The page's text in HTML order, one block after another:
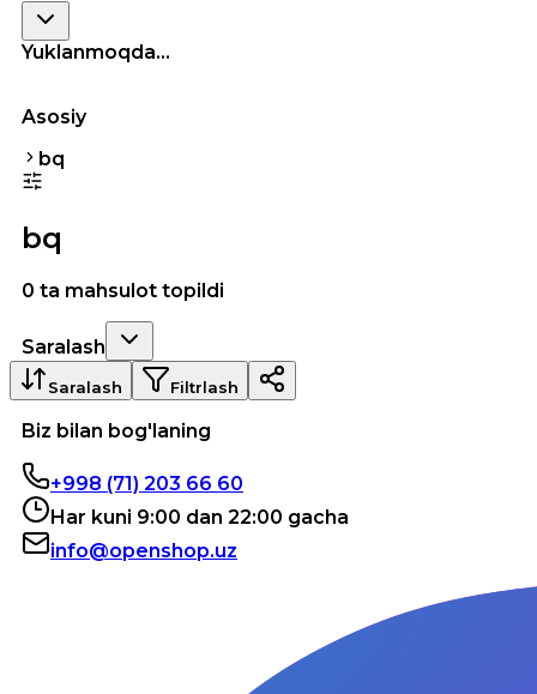
Yuklanmoqda...
Asosiy
bq
bq
0 ta mahsulot topildi
Saralash
Saralash Filtrlash
Biz bilan bog'laning
+998 (71) 203 66 60
Har kuni 9:00 dan 22:00 gacha
info@openshop.uz